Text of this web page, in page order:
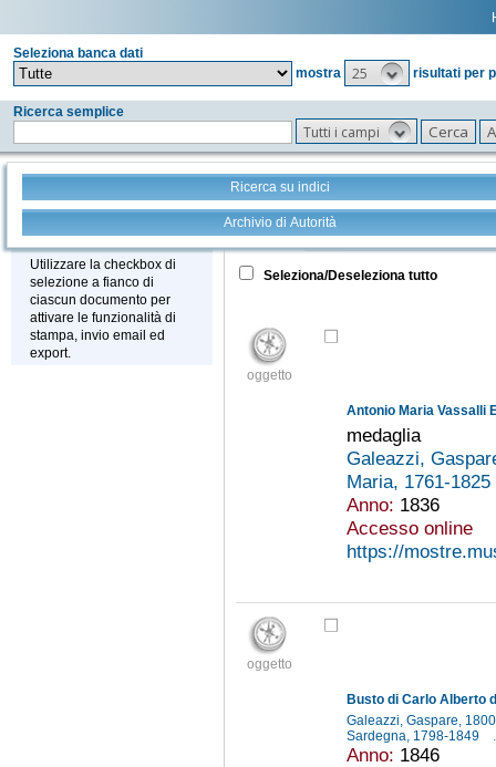
Seleziona banca dati
mostra
25 risultati per
Ricerca semplice
Tutti i campi
Ricerca su indici
Archivio di Autorità
Stampa - Email - Export
Utilizzare la checkbox di
selezione a fianco di
ciascun documento per
attivare le funzionalità di
stampa, invio email ed
export.
Tutto +
Seleziona/Deseleziona tutto
oggetto
Antonio Maria Vassalli
medaglia
Galeazzi,
Maria, 1761-1825
Anno: 1836
Accesso online
https://
oggetto
Busto di Carlo Alberto
Galeazzi, Gaspare,
Sardegna, 1798-1849
Anno: 1846